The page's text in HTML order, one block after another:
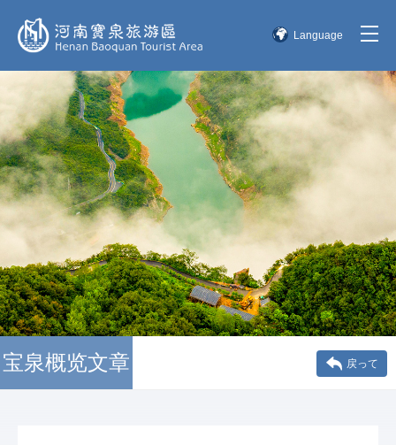
Language
English
한국어
日本語
宝泉概览文章 戻って